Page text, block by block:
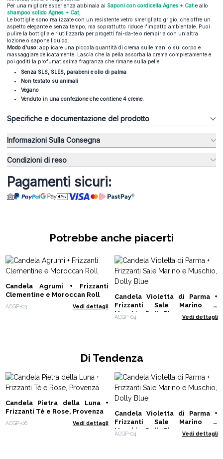
Per una migliore esperienza abbinala ai Saponi con cordicella Agnes + Cat e allo
shampoo solido Agnes + Cat
Le bottiglie sono realizzate con un resistente vetro smerigliato grigio, che offre un
aspetto elegante e senza tempo, ma soprattutto riduce l'impatto ambientale. Puoi
pulire la bottiglia e riutilizzarla per progetti fai-da-te o riempirla con un'altra
lozione o sapone liquido.
Modo d'uso: applicare una piccola quantità di crema sulle mani o sul corpo e
massaggiare delicatamente. Lascia che la pella assorba la crema completamente e
poi goditi la profumatissima fragranza che rimane sulla pelle.
Senza SLS, SLES, parabeni e olio di palma
Non testato su animali
Vegano
Venduto in una confezione che contiene 4 creme.
Specifiche e documentazione del prodotto
Informazioni Sulla Consegna
Condizioni di reso
Pagamenti sicuri:
Potrebbe anche piacerti
Candela Agrumi + Frizzanti
Clementine e Moroccan Roll
ACGP-03 Vedi dettagli
Candela Violetta di Parma +
Frizzanti Sale Marino e
Muschio, Dolly Blue
ACGP-04 Vedi dettagli
Di Tendenza
Candela Pietra della Luna +
Frizzanti Tè e Rose, Provenza
ACGP-06 Vedi dettagli
Candela Violetta di Parma +
Frizzanti Sale Marino e
Muschio, Dolly Blue
ACGP-04 Vedi dettagli